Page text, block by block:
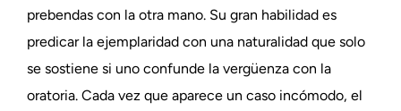
prebendas con la otra mano. Su gran habilidad es
predicar la ejemplaridad con una naturalidad que solo
se sostiene si uno confunde la vergüenza con la
oratoria. Cada vez que aparece un caso incómodo, el